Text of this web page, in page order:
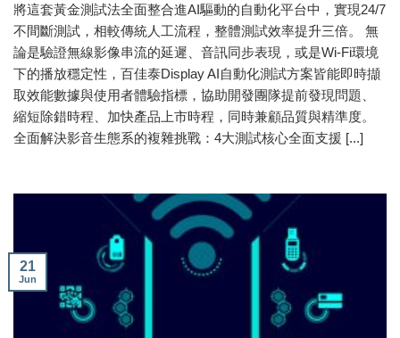
將這套黃金測試法全面整合進AI驅動的自動化平台中，實現24/7
不間斷測試，相較傳統人工流程，整體測試效率提升三倍。 無
論是驗證無線影像串流的延遲、音訊同步表現，或是Wi-Fi環境
下的播放穩定性，百佳泰Display AI自動化測試方案皆能即時擷
取效能數據與使用者體驗指標，協助開發團隊提前發現問題、
縮短除錯時程、加快產品上市時程，同時兼顧品質與精準度。
全面解決影音生態系的複雜挑戰：4大測試核心全面支援 [...]
21
Jun